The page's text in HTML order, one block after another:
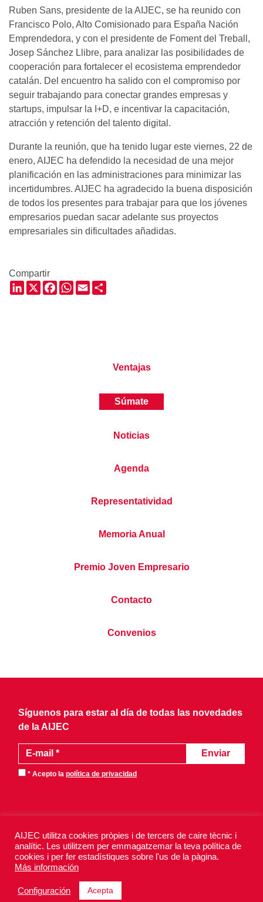
Ruben Sans, presidente de la AIJEC, se ha reunido con
Francisco Polo, Alto Comisionado para España Nación
Emprendedora, y con el presidente de Foment del Treball,
Josep Sánchez Llibre, para analizar las posibilidades de
cooperación para fortalecer el ecosistema emprendedor
catalán. Del encuentro ha salido con el compromiso por
seguir trabajando para conectar grandes empresas y
startups, impulsar la I+D, e incentivar la capacitación,
atracción y retención del talento digital.
Durante la reunión, que ha tenido lugar este viernes, 22 de
enero, AIJEC ha defendido la necesidad de una mejor
planificación en las administraciones para minimizar las
incertidumbres. AIJEC ha agradecido la buena disposición
de todos los presentes para trabajar para que los jóvenes
empresarios puedan sacar adelante sus proyectos
empresariales sin dificultades añadidas.
Compartir
LinkedIn
X Facebook
WhatsApp
Email
Ventajas
Súmate
Noticias
Agenda
Representatividad
Memoria Anual
Premio Joven Empresario
Contacto
Convenios
Síguenos para estar al día de todas las novedades
de la AIJEC
* Acepto la política de privacidad
AIJEC 2026 - Todos los derechos reservados.
Aviso legal
Política de privacidad
AIJEC utilitza cookies pròpies i de tercers de caire tècnic i
analític. Les utilitzem per emmagatzemar la teva política de
cookies i per fer estadístiques sobre l'us de la pàgina.
Más información
Configuración Acepta